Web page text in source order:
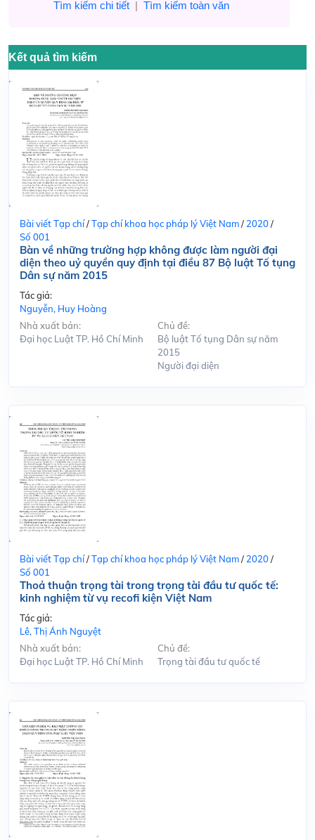
Tìm kiếm chi tiết| Tìm kiếm toàn văn
Kết quả tìm kiếm
Bài viết Tạp chí/Tạp chí khoa học pháp lý Việt Nam/ 2020/
Số 001
Bàn về những trường hợp không được làm người đại
diện theo uỷ quyền quy định tại điều 87 Bộ luật Tố tụng
Dân sự năm 2015
Tác giả:
Nguyễn, Huy Hoàng
Nhà xuất bản:
Đại học Luật TP. Hồ Chí Minh
Chủ đề:
Bộ luật Tố tụng Dân sự năm
2015
Người đại diện
Bài viết Tạp chí/Tạp chí khoa học pháp lý Việt Nam/ 2020/
Số 001
Thoả thuận trọng tài trong trọng tài đầu tư quốc tế:
kinh nghiệm từ vụ recofi kiện Việt Nam
Tác giả:
Lê, Thị Ánh Nguyệt
Nhà xuất bản:
Đại học Luật TP. Hồ Chí Minh
Chủ đề:
Trọng tài đầu tư quốc tế